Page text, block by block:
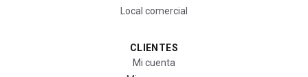
Local comercial
CLIENTES
Mi cuenta